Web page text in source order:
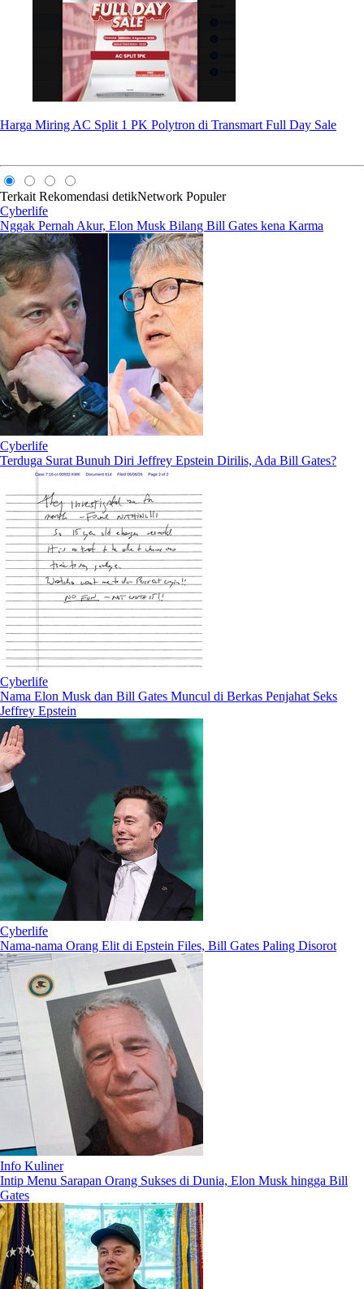
Harga Miring AC Split 1 PK Polytron di Transmart Full Day Sale
Terkait Rekomendasi detikNetwork Populer
Cyberlife
Nggak Pernah Akur, Elon Musk Bilang Bill Gates kena Karma
Cyberlife
Terduga Surat Bunuh Diri Jeffrey Epstein Dirilis, Ada Bill Gates?
Cyberlife
Nama Elon Musk dan Bill Gates Muncul di Berkas Penjahat Seks
Jeffrey Epstein
Cyberlife
Nama-nama Orang Elit di Epstein Files, Bill Gates Paling Disorot
Info Kuliner
Intip Menu Sarapan Orang Sukses di Dunia, Elon Musk hingga Bill
Gates